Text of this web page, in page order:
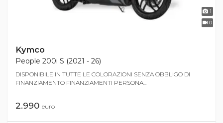
1
0
Kymco
People 200i S (2021 - 26)
DISPONIBILE IN TUTTE LE COLORAZIONI SENZA OBBLIGO DI
FINANZIAMENTO FINANZIAMENTI PERSONA...
2.990 euro